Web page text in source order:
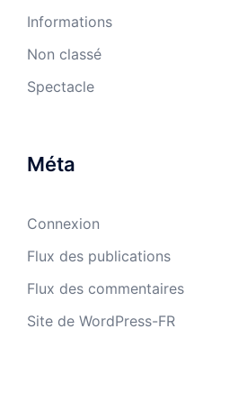
Informations
Non classé
Spectacle
Méta
Connexion
Flux des publications
Flux des commentaires
Site de WordPress-FR